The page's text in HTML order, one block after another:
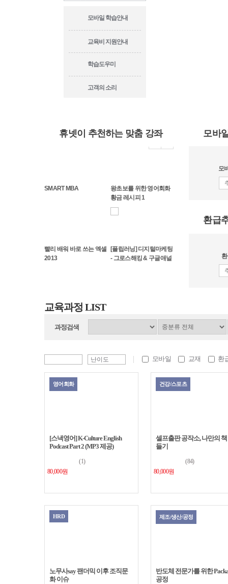
모바일 학습안내
교육비 지원안내
학습도우미
고객의 소리
휴넷이 추천하는 맞춤 강좌
SMART MBA
빨리 배워 바로 쓰는 엑셀
2013
왕초보를 위한 영어회화
황금 레시피 1
[플립러닝] 디지털마케팅
- 그로스해킹 & 구글애널
모바
모
환급
교육과정 LIST
과정검색
모바일 교재 환
영어회화
[스낵영어] K-Culture English
Podcast Part 2 (MP3 제공)
(1)
80,000원
건강/스포츠
셀프출판 공작소, 나만의 책
들기
(84)
80,000원
HRD
노무사say 팬더믹 이후 조직문
화 이슈
제조/생산/공정
반도체 전문가를 위한
공정